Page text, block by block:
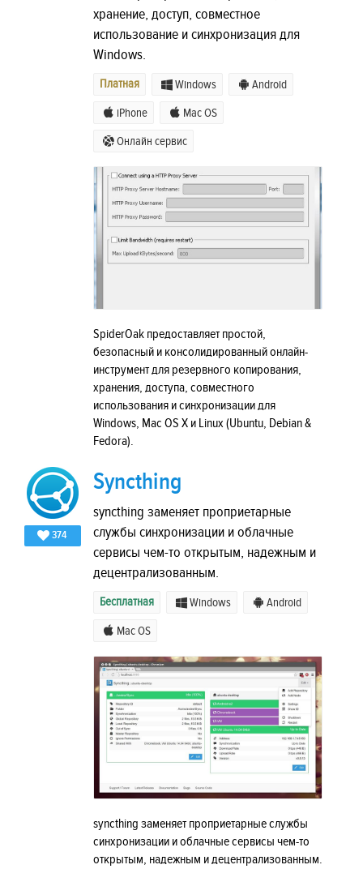
хранение, доступ, совместное
использование и синхронизация для
Windows.
Платная Windows Android
iPhone Mac OS
Онлайн сервис
SpiderOak предоставляет простой,
безопасный и консолидированный онлайн-
инструмент для резервного копирования,
хранения, доступа, совместного
использования и синхронизации для
Windows, Mac OS X и Linux (Ubuntu, Debian &
Fedora).
374
Syncthing
syncthing заменяет проприетарные
службы синхронизации и облачные
сервисы чем-то открытым, надежным и
децентрализованным.
Бесплатная Windows Android
Mac OS
syncthing заменяет проприетарные службы
синхронизации и облачные сервисы чем-то
открытым, надежным и децентрализованным.